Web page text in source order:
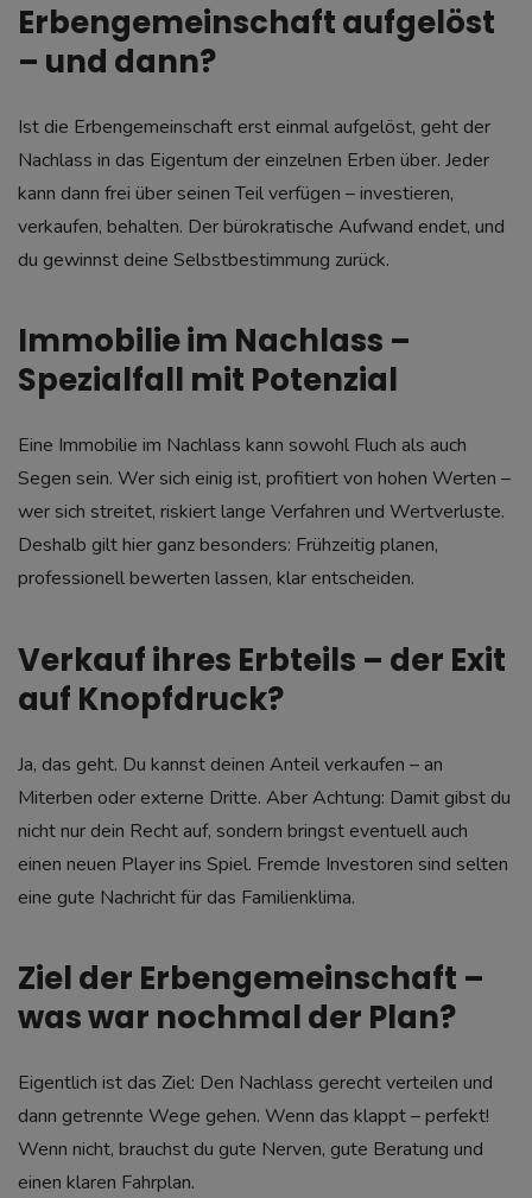
Erbengemeinschaft aufgelöst
– und dann?
Ist die Erbengemeinschaft erst einmal aufgelöst, geht der
Nachlass in das Eigentum der einzelnen Erben über. Jeder
kann dann frei über seinen Teil verfügen – investieren,
verkaufen, behalten. Der bürokratische Aufwand endet, und
du gewinnst deine Selbstbestimmung zurück.
Immobilie im Nachlass –
Spezialfall mit Potenzial
Eine Immobilie im Nachlass kann sowohl Fluch als auch
Segen sein. Wer sich einig ist, profitiert von hohen Werten –
wer sich streitet, riskiert lange Verfahren und Wertverluste.
Deshalb gilt hier ganz besonders: Frühzeitig planen,
professionell bewerten lassen, klar entscheiden.
Verkauf ihres Erbteils – der Exit
auf Knopfdruck?
Ja, das geht. Du kannst deinen Anteil verkaufen – an
Miterben oder externe Dritte. Aber Achtung: Damit gibst du
nicht nur dein Recht auf, sondern bringst eventuell auch
einen neuen Player ins Spiel. Fremde Investoren sind selten
eine gute Nachricht für das Familienklima.
Ziel der Erbengemeinschaft –
was war nochmal der Plan?
Eigentlich ist das Ziel: Den Nachlass gerecht verteilen und
dann getrennte Wege gehen. Wenn das klappt – perfekt!
Wenn nicht, brauchst du gute Nerven, gute Beratung und
einen klaren Fahrplan.